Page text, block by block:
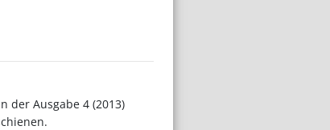
der Ausgabe 4 (2013)